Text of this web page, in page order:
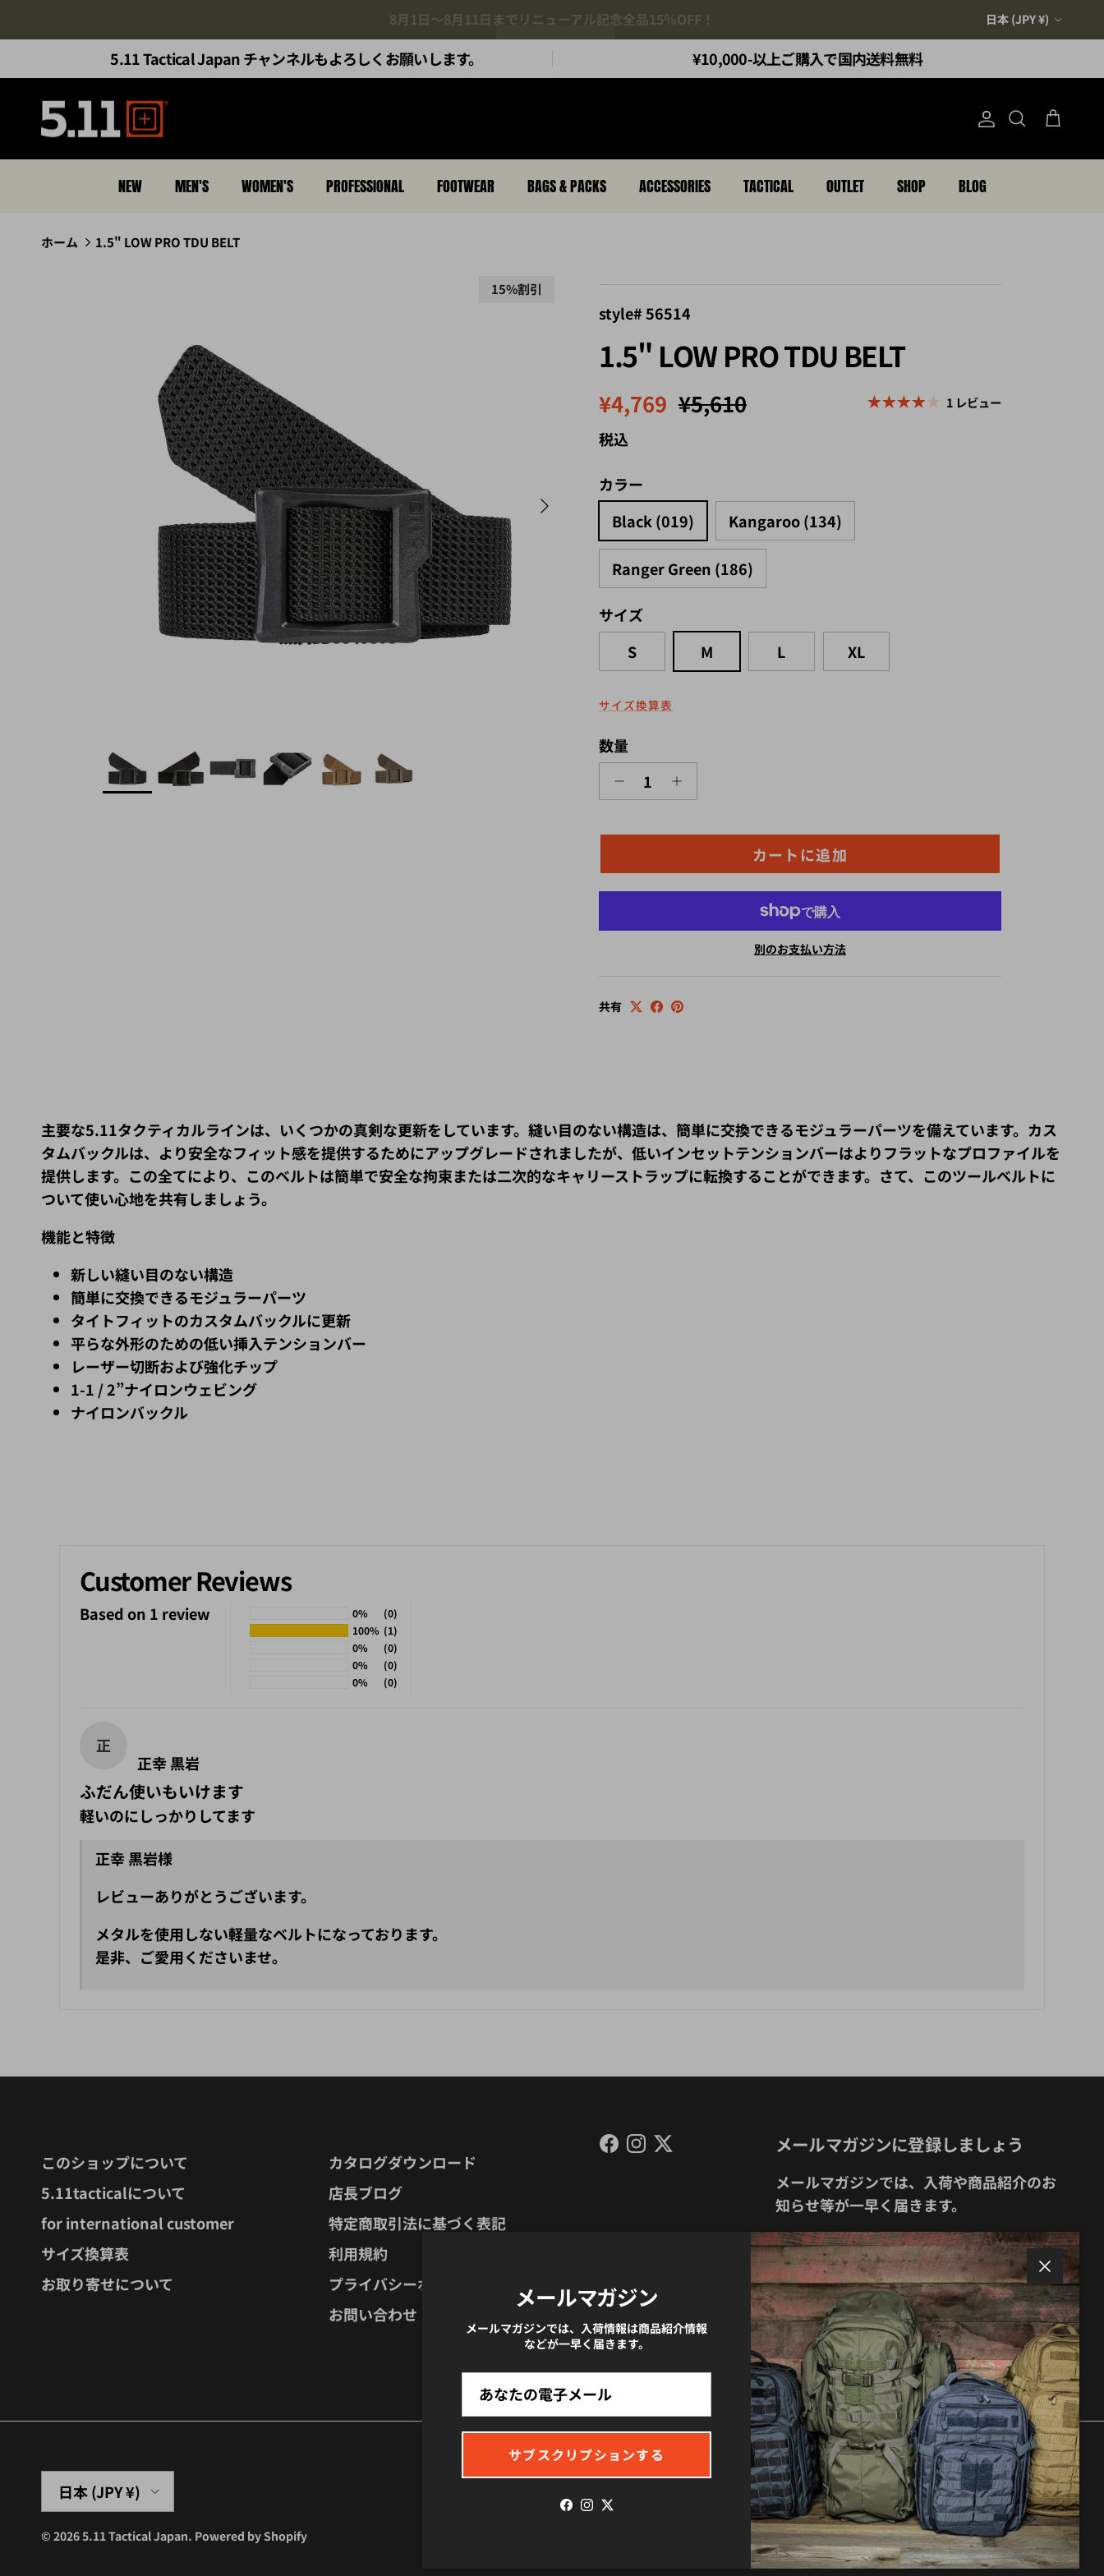
5.11Tactical Jaapnチャンネルもどうぞ 国/地域
日本 (JPY ¥)
5.11 Tactical Japan チャンネルもよろしくお願いします。 ¥10,000-以上ご購入で国内送料無料
アカウント
検索 カート
NEW MEN'S WOMEN'S PROFESSIONAL FOOTWEAR BAGS & PACKS ACCESSORIES TACTICAL OUTLET SHOP BLOG
ホーム 1.5" LOW PRO TDU BELT
15%割引
style# 56514
1.5" LOW PRO TDU BELT
セール価格
¥4,769 定価
¥5,610
税込
1 レビュー
カラー
Black (019)
Kangaroo (134)
Ranger Green (186)
サイズ
S
M L XL
サイズ換算表
数量
カートに追加
別のお支払い方法
共有
主要な5.11タクティカルラインは、いくつかの真剣な更新をしています。 縫い目のない構造は、簡単に交換できるモジュラーパーツを備えています。 カス
タムバックルは、より安全なフィット感を提供するためにアップグレードされましたが、低いインセットテンションバーはよりフラットなプロファイルを
提供します。この全てにより、 このベルトは簡単で安全な拘束または二次的なキャリーストラップに転換することができます。さて、このツールベルトに
ついて使い心地を共有しましょう。
機能と特徴
新しい縫い目のない構造
簡単に交換できるモジュラーパーツ
タイトフィットのカスタムバックルに更新
平らな外形のための低い挿入テンションバー
レーザー切断および強化チップ
1-1 / 2”ナイロンウェビング
ナイロンバックル
Customer Reviews
Based on 1 review 0%
(0)
100% (1)
0%
(0)
0%
(0)
0%
(0)
正
正幸 黒岩
ふだん使いもいけます
軽いのにしっかりしてます
正幸 黒岩様
レビューありがとうございます。
メタルを使用しない軽量なベルトになっております。
是非、ご愛用くださいませ。
このショップについて
5.11tacticalについて
for international customer
サイズ換算表
お取り寄せについて
カタログダウンロード
店長ブログ
特定商取引法に基づく表記
利用規約
プライバシーポリシー
お問い合わせ
Facebook
Instagram
Twitter メールマガジンに登録しましょう
メールマガジンでは、入荷や商品紹介のお
知らせ等が一早く届きます。
サブスクリプションする
日本 (JPY ¥)
© 20265.11 Tactical Japan. Powered by Shopify
閉じる
メールマガジン
メールマガジンでは、入荷情報は商品紹介情報
などが一早く届きます。
サブスクリプションする
Facebook
Instagram
Twitter